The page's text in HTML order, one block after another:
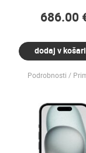
686.00
dodaj v
Podrobnosti